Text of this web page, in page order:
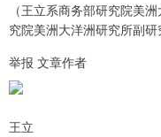
（王立系商务部研究院美
究院美洲大洋洲研究所副研
举报 文章作者
王立